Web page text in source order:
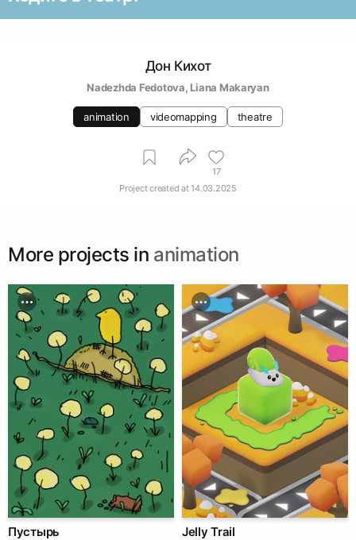
Дон Кихот
Nadezhda Fedotova, Liana Makaryan
animation videomapping theatre
17
Project created at14.03.2025
More projects in animation
Пустырь Jelly Trail